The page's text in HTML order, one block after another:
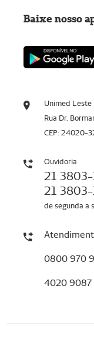
Unimed Leste
Rua Dr.
CEP: 24020-
Ouvidoria
21
21 3803-
de segunda a
0800 970
4020 9087
Baixe nosso